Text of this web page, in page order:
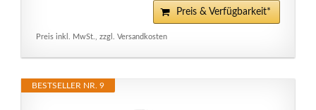
Preis & Verfügbarkeit*
Preis inkl. MwSt., zzgl. Versandkosten
BESTSELLER NR. 9